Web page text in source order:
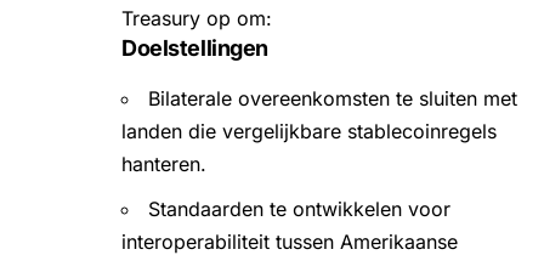
Treasury op om:
Doelstellingen
Bilaterale overeenkomsten te sluiten met
landen die vergelijkbare stablecoinregels
hanteren.
Standaarden te ontwikkelen voor
interoperabiliteit tussen Amerikaanse